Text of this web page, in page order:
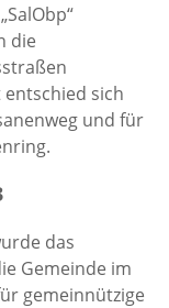
die
sich
und für
das
Gemeinde im
gemeinnützige